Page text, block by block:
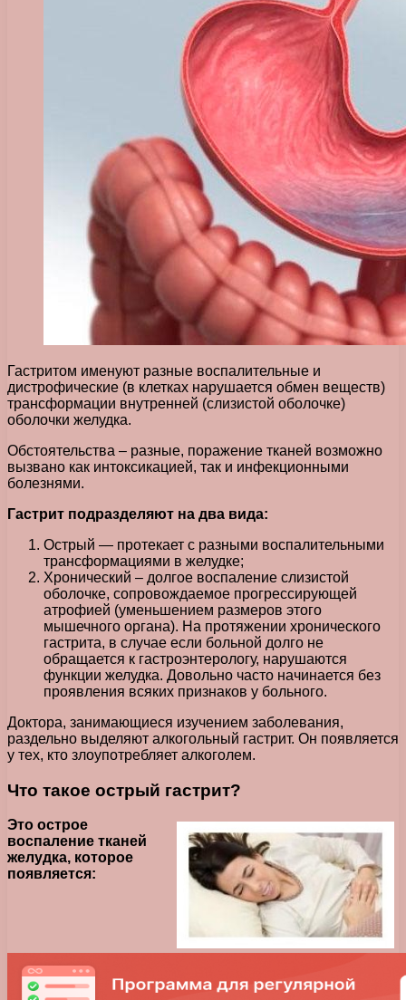
Гастритом именуют разные воспалительные и
дистрофические (в клетках нарушается обмен веществ)
трансформации внутренней (слизистой оболочке)
оболочки желудка.
Обстоятельства – разные, поражение тканей возможно
вызвано как интоксикацией, так и инфекционными
болезнями.
Гастрит подразделяют на два вида:
Острый — протекает с разными воспалительными
трансформациями в желудке;
Хронический – долгое воспаление слизистой
оболочке, сопровождаемое прогрессирующей
атрофией (уменьшением размеров этого
мышечного органа). На протяжении хронического
гастрита, в случае если больной долго не
обращается к гастроэнтерологу, нарушаются
функции желудка. Довольно часто начинается без
проявления всяких признаков у больного.
Доктора, занимающиеся изучением заболевания,
раздельно выделяют алкогольный гастрит. Он появляется
у тех, кто злоупотребляет алкоголем.
Что такое острый гастрит?
Это острое
воспаление тканей
желудка, которое
появляется: